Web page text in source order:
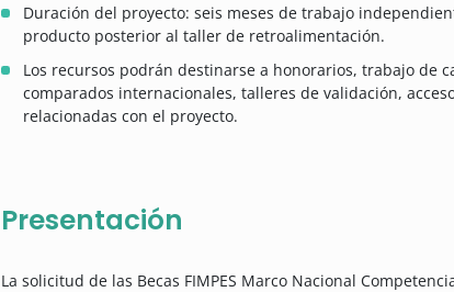
Duración del proyecto: seis meses de trabajo
producto posterior al taller de retroalimentación.
Los recursos podrán destinarse a honorarios, trabajo de
comparados internacionales, talleres de validación,
relacionadas con el proyecto.
Presentación
La solicitud de las Becas FIMPES Marco Nacional